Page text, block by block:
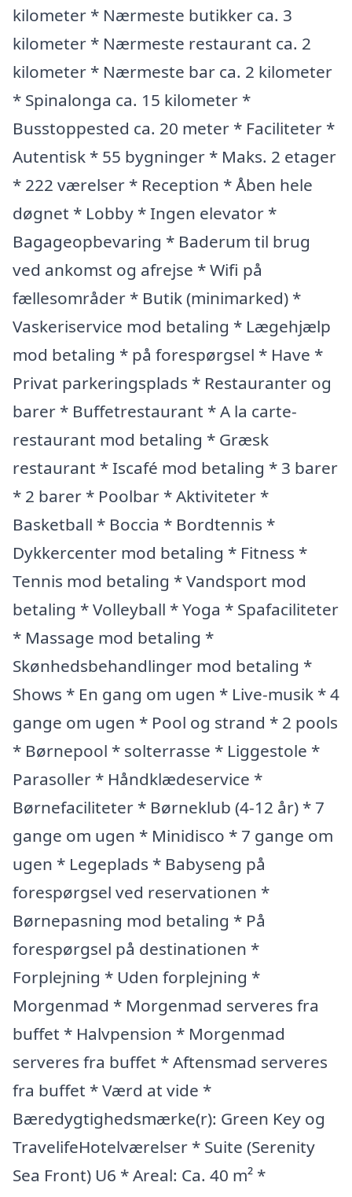
kilometer * Nærmeste butikker ca. 3
kilometer * Nærmeste restaurant ca. 2
kilometer * Nærmeste bar ca. 2 kilometer
* Spinalonga ca. 15 kilometer *
Busstoppested ca. 20 meter * Faciliteter *
Autentisk * 55 bygninger * Maks. 2 etager
* 222 værelser * Reception * Åben hele
døgnet * Lobby * Ingen elevator *
Bagageopbevaring * Baderum til brug
ved ankomst og afrejse * Wifi på
fællesområder * Butik (minimarked) *
Vaskeriservice mod betaling * Lægehjælp
mod betaling * på forespørgsel * Have *
Privat parkeringsplads * Restauranter og
barer * Buffetrestaurant * A la carte-
restaurant mod betaling * Græsk
restaurant * Iscafé mod betaling * 3 barer
* 2 barer * Poolbar * Aktiviteter *
Basketball * Boccia * Bordtennis *
Dykkercenter mod betaling * Fitness *
Tennis mod betaling * Vandsport mod
betaling * Volleyball * Yoga * Spafaciliteter
* Massage mod betaling *
Skønhedsbehandlinger mod betaling *
Shows * En gang om ugen * Live-musik * 4
gange om ugen * Pool og strand * 2 pools
* Børnepool * solterrasse * Liggestole *
Parasoller * Håndklædeservice *
Børnefaciliteter * Børneklub (4-12 år) * 7
gange om ugen * Minidisco * 7 gange om
ugen * Legeplads * Babyseng på
forespørgsel ved reservationen *
Børnepasning mod betaling * På
forespørgsel på destinationen *
Forplejning * Uden forplejning *
Morgenmad * Morgenmad serveres fra
buffet * Halvpension * Morgenmad
serveres fra buffet * Aftensmad serveres
fra buffet * Værd at vide *
Bæredygtighedsmærke(r): Green Key og
TravelifeHotelværelser * Suite (Serenity
Sea Front) U6 * Areal: Ca. 40 m² *